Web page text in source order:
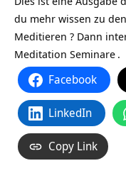
du mehr wissen zu
Meditieren ? Dann
Meditation Seminare .
Facebook
LinkedIn
Copy Link